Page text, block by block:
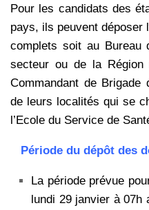
Pour les candidats des
pays, ils peuvent déposer
complets soit au Bureau
secteur ou de la
Commandant de Brigade
de leurs localités qui se
l’Ecole du Service de
Période du dépôt des
La période prévue
lundi 29 janvier à 07h